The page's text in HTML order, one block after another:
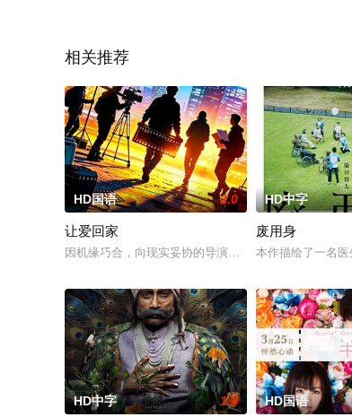
相关推荐
HD国语 2.0
让爱回家
因机缘巧合，向现实妥协的导演朱达仁萌生拍一部《
HD中字
废用身
本作描绘了一名
HD中字 1.0 HD国语